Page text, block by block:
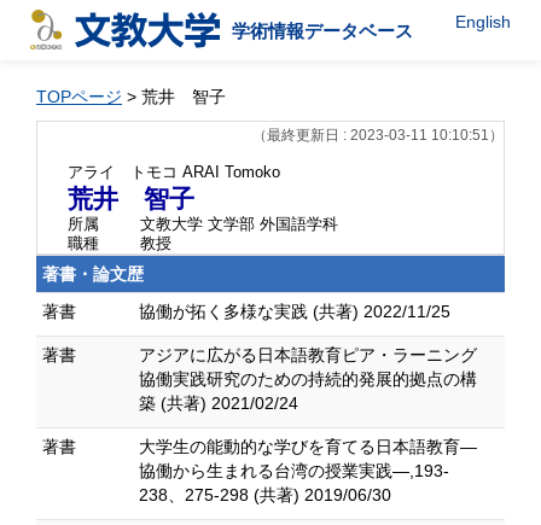
学術情報データベース English
TOPページ > 荒井 智子
（最終更新日 : 2023-03-11 10:10:51）
アライ トモコ ARAI Tomoko
荒井 智子
所属
文教大学 文学部 外国語学科
職種
教授
著書・論文歴
著書
協働が拓く多様な実践 (共著) 2022/11/25
著書
アジアに広がる日本語教育ピア・ラーニング
協働実践研究のための持続的発展的拠点の構
築 (共著) 2021/02/24
著書
大学生の能動的な学びを育てる日本語教育―
協働から生まれる台湾の授業実践―,193-
238、275-298 (共著) 2019/06/30